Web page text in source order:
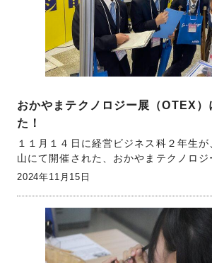
おかやまテクノロジー展（OTEX）
た！
１１月１４日に経営ビジネス科２年生が
山にて開催された、おかやまテクノロジ
2024年11月15日